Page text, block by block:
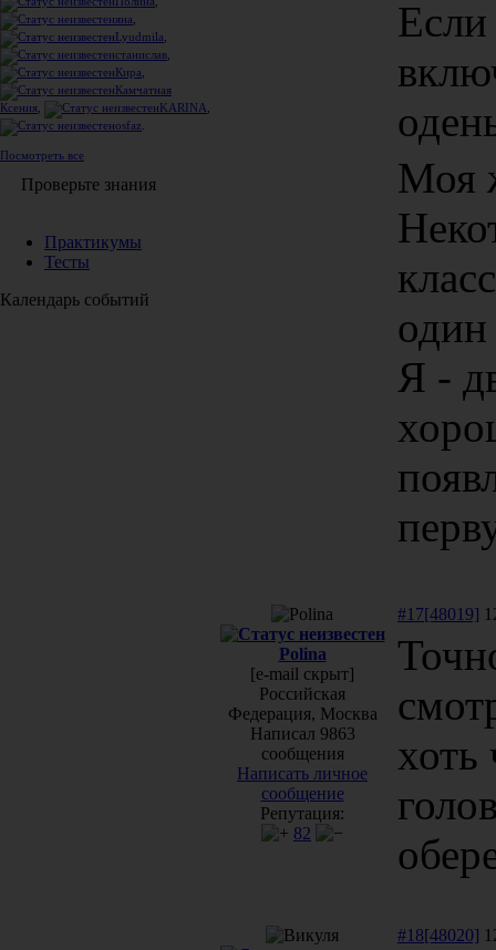
яна
Lyudmila
станислав
Кира
Камчатная
Ксения
KARINA
osfaz
Посмотреть все
Проверьте знания
Практикумы
Тесты
Календарь событий
Моя
один
Я -
Polina
[e-mail скрыт]
Российская
Федерация, Москва
Написал 9863
сообщения
Написать личное
сообщение
Репутация:
82
#17[48019]
хоть
#18[48020]